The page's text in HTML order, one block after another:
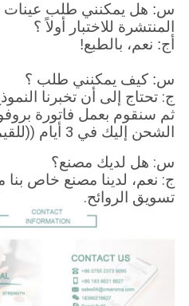
س: هل يمكنني طلب عينات من
المنتشرة للاختبار أولاً ؟
أج: نعم، بالطبع!
س: كيف يمكنني طلب ؟
ج: تحتاج إلى أن تخبرنا
ثم سنقوم بعمل فاتورة
الشحن إليك في 3 أيام ((للقيمات) بعد استلام الدفع.
س: هل لديك مصنع؟
ج: نعم، لدينا مصنع خاص
تسويق الروائح.